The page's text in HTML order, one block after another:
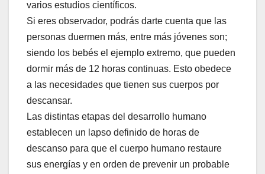
varios estudios científicos.
Si eres observador, podrás darte cuenta que las
personas duermen más, entre más jóvenes son;
siendo los bebés el ejemplo extremo, que pueden
dormir más de 12 horas continuas. Esto obedece
a las necesidades que tienen sus cuerpos por
descansar.
Las distintas etapas del desarrollo humano
establecen un lapso definido de horas de
descanso para que el cuerpo humano restaure
sus energías y en orden de prevenir un probable